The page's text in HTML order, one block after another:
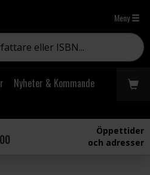
Meny
Nyheter & Kommande
Öppettider
och adresser